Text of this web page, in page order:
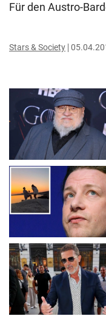
Für den Austro-
Stars & Society